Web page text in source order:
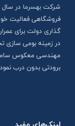
شرکت بهسرما
فروشگاهی فعالیت
گذاری دولت برای
در زمینه بومی سازی
مهندسی معکوس
برودتی بدون درب